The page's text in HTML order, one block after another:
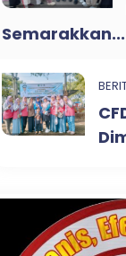
Semarakkan...